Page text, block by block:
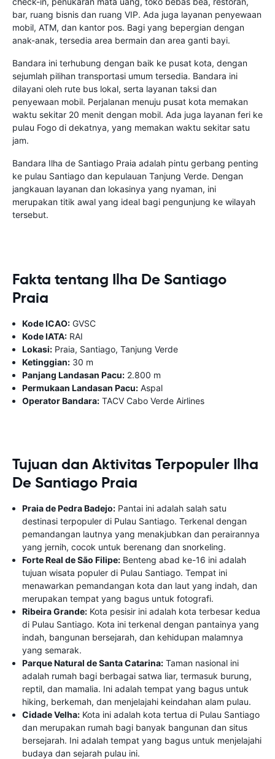
bar, ruang bisnis dan ruang VIP. Ada juga layanan penyewaan
mobil, ATM, dan kantor pos. Bagi yang bepergian dengan
anak-anak, tersedia area bermain dan area ganti bayi.
Bandara ini terhubung dengan baik ke pusat kota, dengan
sejumlah pilihan transportasi umum tersedia. Bandara ini
dilayani oleh rute bus lokal, serta layanan taksi dan
penyewaan mobil. Perjalanan menuju pusat kota memakan
waktu sekitar 20 menit dengan mobil. Ada juga layanan feri ke
pulau Fogo di dekatnya, yang memakan waktu sekitar satu
jam.
Bandara Ilha de Santiago Praia adalah pintu gerbang penting
ke pulau Santiago dan kepulauan Tanjung Verde. Dengan
jangkauan layanan dan lokasinya yang nyaman, ini
merupakan titik awal yang ideal bagi pengunjung ke wilayah
tersebut.
Fakta tentang Ilha De Santiago
Praia
Kode ICAO: GVSC
Kode IATA: RAI
Lokasi: Praia, Santiago, Tanjung Verde
Ketinggian: 30 m
Panjang Landasan Pacu: 2.800 m
Permukaan Landasan Pacu: Aspal
Operator Bandara: TACV Cabo Verde Airlines
Tujuan dan Aktivitas Terpopuler Ilha
De Santiago Praia
Praia de Pedra Badejo: Pantai ini adalah salah satu
destinasi terpopuler di Pulau Santiago. Terkenal dengan
pemandangan lautnya yang menakjubkan dan perairannya
yang jernih, cocok untuk berenang dan snorkeling.
Forte Real de São Filipe: Benteng abad ke-16 ini adalah
tujuan wisata populer di Pulau Santiago. Tempat ini
menawarkan pemandangan kota dan laut yang indah, dan
merupakan tempat yang bagus untuk fotografi.
Ribeira Grande: Kota pesisir ini adalah kota terbesar kedua
di Pulau Santiago. Kota ini terkenal dengan pantainya yang
indah, bangunan bersejarah, dan kehidupan malamnya
yang semarak.
Parque Natural de Santa Catarina: Taman nasional ini
adalah rumah bagi berbagai satwa liar, termasuk burung,
reptil, dan mamalia. Ini adalah tempat yang bagus untuk
hiking, berkemah, dan menjelajahi keindahan alam pulau.
Cidade Velha: Kota ini adalah kota tertua di Pulau Santiago
dan merupakan rumah bagi banyak bangunan dan situs
bersejarah. Ini adalah tempat yang bagus untuk menjelajahi
budaya dan sejarah pulau ini.